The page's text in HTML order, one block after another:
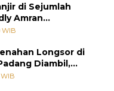
di Sejumlah
Amran
WIB
Longsor di
Diambil,
Terulang
WIB